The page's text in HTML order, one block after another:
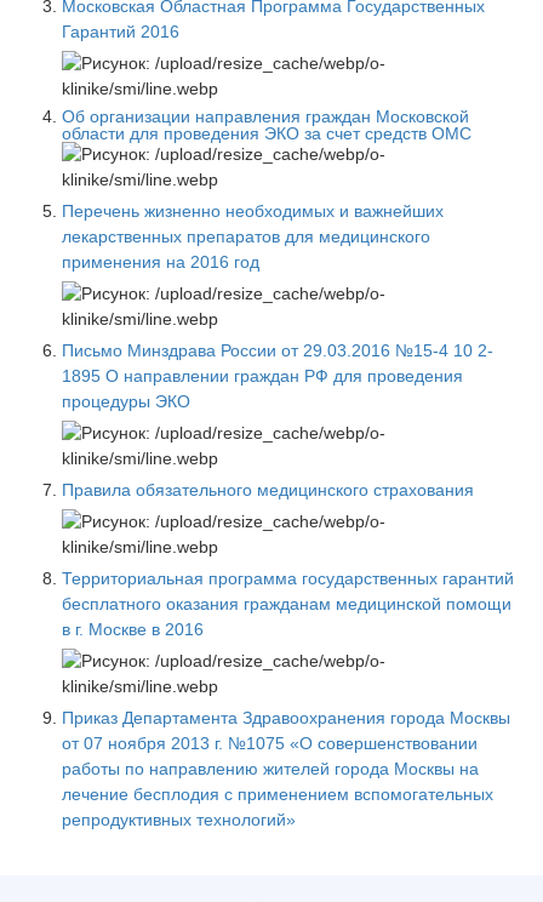
Московская Областная Программа Государственных
Гарантий 2016
Об организации направления граждан Московской
области для проведения ЭКО за счет средств ОМС
Перечень жизненно необходимых и важнейших
лекарственных препаратов для медицинского
применения на 2016 год
Письмо Минздрава России от 29.03.2016 №15-4 10 2-
1895 О направлении граждан РФ для проведения
процедуры ЭКО
Правила обязательного медицинского страхования
Территориальная программа государственных гарантий
бесплатного оказания гражданам медицинской помощи
в г. Москве в 2016
Приказ Департамента Здравоохранения города Москвы
от 07 ноября 2013 г. №1075 «О совершенствовании
работы по направлению жителей города Москвы на
лечение бесплодия с применением вспомогательных
репродуктивных технологий»